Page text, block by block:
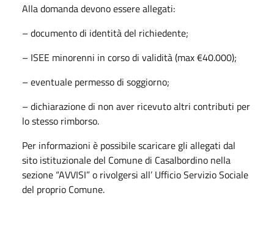
Alla domanda devono essere allegati:
– documento di identità del richiedente;
– ISEE minorenni in corso di validità (max €40.000);
– eventuale permesso di soggiorno;
– dichiarazione di non aver ricevuto altri contributi per
lo stesso rimborso.
Per informazioni è possibile scaricare gli allegati dal
sito istituzionale del Comune di Casalbordino nella
sezione “AVVISI” o rivolgersi all’ Ufficio Servizio Sociale
del proprio Comune.